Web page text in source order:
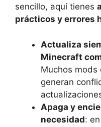
sencillo, aquí tienes
prácticos y errores
Actualiza
Minecraft
Muchos
generan
Apaga y
necesidad: